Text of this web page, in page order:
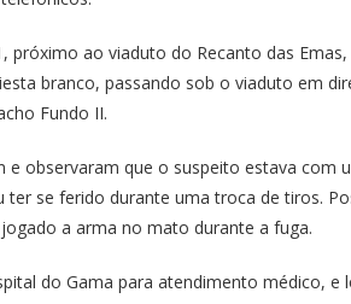
próximo ao viaduto do Recanto das
branco, passando sob o viaduto em
Fundo II.
e observaram que o suspeito estava
se ferido durante uma troca de tiros.
a arma no mato durante a fuga.
do Gama para atendimento médico,